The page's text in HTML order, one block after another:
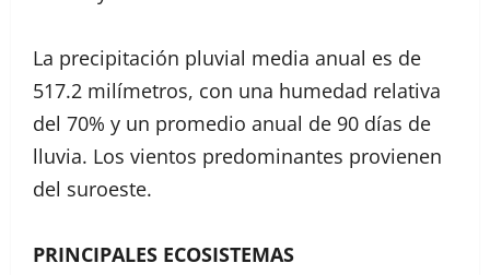
La precipitación pluvial media anual es de
517.2 milímetros, con una humedad relativa
del 70% y un promedio anual de 90 días de
lluvia. Los vientos predominantes provienen
del suroeste.
PRINCIPALES ECOSISTEMAS